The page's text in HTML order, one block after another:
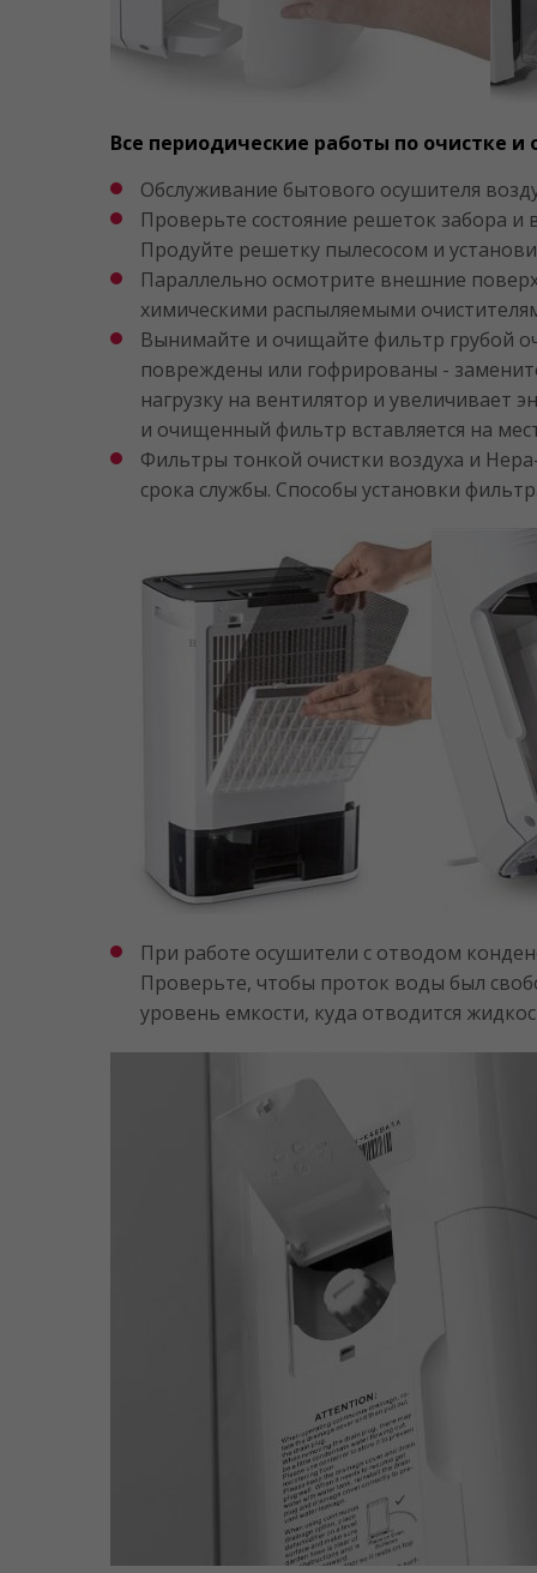
Все периодические работы по очистке
Обслуживание бытового осушителя
Проверьте состояние решеток забора и
Продуйте решетку пылесосом и
Параллельно осмотрите внешние
химическими распыляемыми
Вынимайте и очищайте фильтр грубой
повреждены или гофрированы -
нагрузку на вентилятор и
и очищенный фильтр вставляется на
Фильтры тонкой очистки воздуха и
срока службы. Способы установки
При работе осушители с отводом
Проверьте, чтобы проток воды был
уровень емкости, куда отводится